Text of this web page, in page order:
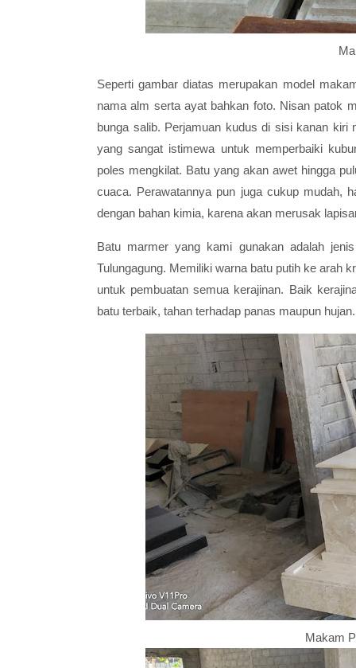
Seperti gambar diatas merupakan model
nama alm serta ayat bahkan foto. Nisan patok
bunga salib. Perjamuan kudus di sisi kanan
yang sangat istimewa untuk memperbaiki
poles mengkilat. Batu yang akan awet hingga
cuaca. Perawatannya pun juga cukup mudah,
dengan bahan kimia, karena akan merusak
Batu marmer yang kami gunakan adalah
Tulungagung. Memiliki warna batu putih ke arah
untuk pembuatan semua kerajinan. Baik
batu terbaik, tahan terhadap panas maupun hujan.
Makam